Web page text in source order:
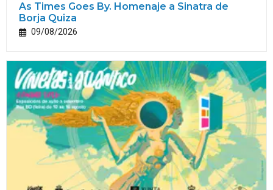
As Times Goes By. Homenaje a Sinatra de
Borja Quiza
09/08/2026